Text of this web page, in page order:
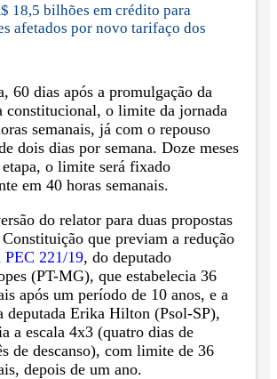
18,5 bilhões em crédito para
afetados por novo tarifaço dos
60 dias após a promulgação da
constitucional, o limite da jornada
semanais, já com o repouso
dois dias por semana. Doze meses
etapa, o limite será fixado
em 40 horas semanais.
do relator para duas propostas
Constituição que previam a redução
PEC 221/19, do deputado
(PT-MG), que estabelecia 36
após um período de 10 anos, e a
deputada Erika Hilton (Psol-SP),
a escala 4x3 (quatro dias de
de descanso), com limite de 36
depois de um ano.